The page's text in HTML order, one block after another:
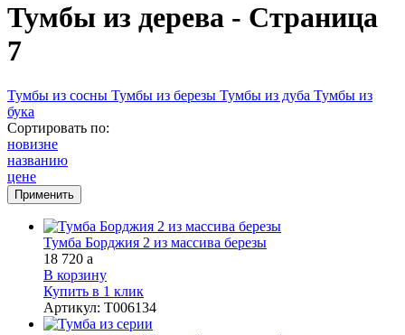
Тумбы из дерева - Страница
7
Тумбы из сосны Тумбы из березы Тумбы из дуба Тумбы из
бука
Сортировать по:
новизне
названию
цене
Тумба Борджия 2 из массива березы
18 720 a
В корзину
Купить в 1 клик
Артикул: Т006134